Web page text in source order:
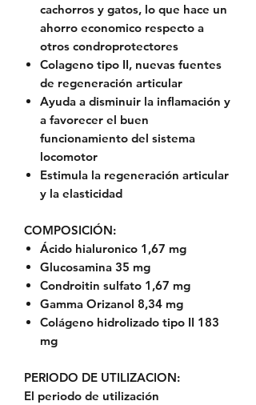
cachorros y gatos, lo que hace un
ahorro economico respecto a
otros condroprotectores
Colageno tipo II, nuevas fuentes
de regeneración articular
Ayuda a disminuir la inflamación y
a favorecer el buen
funcionamiento del sistema
locomotor
Estimula la regeneración articular
y la elasticidad
COMPOSICIÓN:
Ácido hialuronico 1,67 mg
Glucosamina 35 mg
Condroitin sulfato 1,67 mg
Gamma Orizanol 8,34 mg
Colágeno hidrolizado tipo II 183
mg
PERIODO DE UTILIZACION:
El periodo de utilización